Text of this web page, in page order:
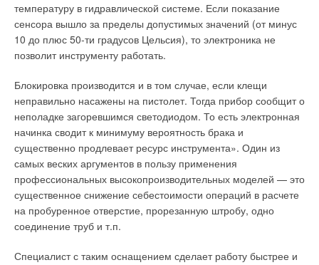
температуру в гидравлической системе. Если показание
сенсора вышло за пределы допустимых значений (от минус
10 до плюс 50-ти градусов Цельсия), то электроника не
позволит инструменту работать.
Блокировка производится и в том случае, если клещи
неправильно насажены на пистолет. Тогда прибор сообщит о
неполадке загоревшимся светодиодом. То есть электронная
начинка сводит к минимуму вероятность брака и
существенно продлевает ресурс инструмента». Один из
самых веских аргументов в пользу применения
профессиональных высокопроизводительных моделей — это
существенное снижение себестоимости операций в расчете
на пробуренное отверстие, прорезанную штробу, одно
соединение труб и т.п.
Специалист с таким оснащением сделает работу быстрее и